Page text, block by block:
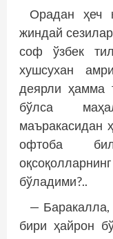
Орадан ҳеч
жиндай
соф ўзбек
хушсухан
деярли ҳамма
бўлса
маъракасидан
офтоба
бўладими?..
— Баракалла,
бири ҳайрон